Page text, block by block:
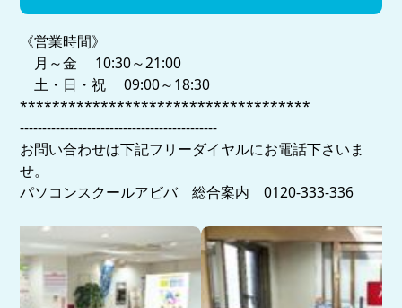
《営業時間》
月～金 10:30～21:00
土・日・祝 09:00～18:30
************************************
--------------------------------------------
お問い合わせは下記フリーダイヤルにお電話下さいま
せ。
パソコンスクールアビバ 総合案内 0120-333-336